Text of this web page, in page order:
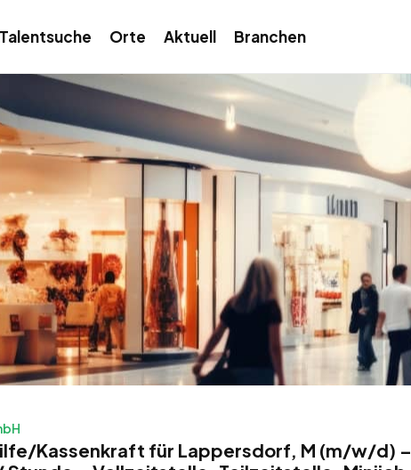
Talentsuche Orte Aktuell Branchen
Kassenkraft für Lappersdorf, M (m/w/d) –